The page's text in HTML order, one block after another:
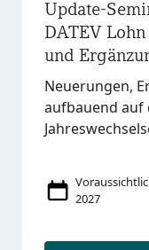
Update-
DATEV
und
Neuerungen,
aufbauend auf
2027